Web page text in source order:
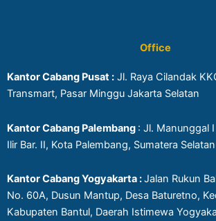
Office
Kantor Cabang Pusat : Jl. Raya Cilandak
Transmart, Pasar Minggu Jakarta Selatan
Kantor Cabang Palembang : Jl. Manunggal
Ilir Bar. II, Kota Palembang, Sumatera
Kantor Cabang Yogyakarta :Jalan Rukun
No. 60A, Dusun Mantup, Desa Baturetno,
Kabupaten Bantul, Daerah Istimewa